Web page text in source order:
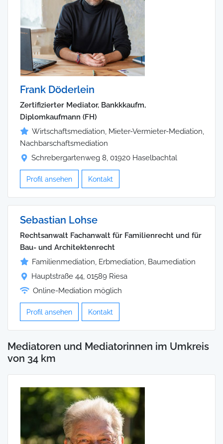
Frank Döderlein
Zertifizierter Mediator, Bankkkaufm,
Diplomkaufmann (FH)
Wirtschaftsmediation, Mieter-Vermieter-Mediation,
Nachbarschaftsmediation
Schrebergartenweg 8, 01920 Haselbachtal
Profil ansehen Kontakt
Sebastian Lohse
Rechtsanwalt Fachanwalt für Familienrecht und für
Bau- und Architektenrecht
Familienmediation, Erbmediation, Baumediation
Hauptstraße 44, 01589 Riesa
Online-Mediation möglich
Profil ansehen Kontakt
Mediatoren und Mediatorinnen im Umkreis
von 34 km